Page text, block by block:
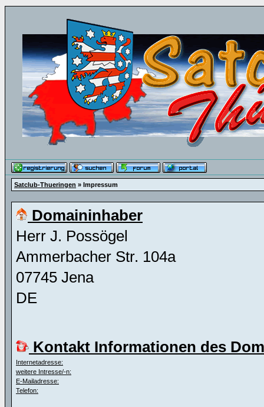
Satclub-Thueringen » Impressum
Domaininhaber
Herr J. Possögel
Ammerbacher Str. 104a
07745 Jena
DE
Kontakt Informationen des
Internetadresse:
weitere Intresse/-n:
E-Mailadresse:
Telefon: